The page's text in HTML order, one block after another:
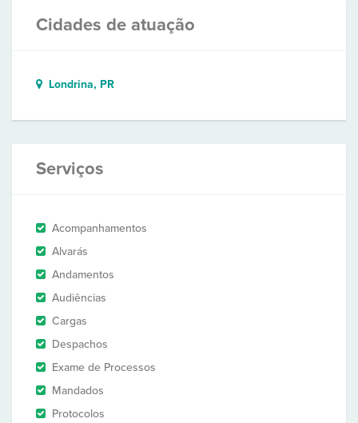
Cidades de atuação
Londrina, PR
Serviços
Acompanhamentos
Alvarás
Andamentos
Audiências
Cargas
Despachos
Exame de Processos
Mandados
Protocolos